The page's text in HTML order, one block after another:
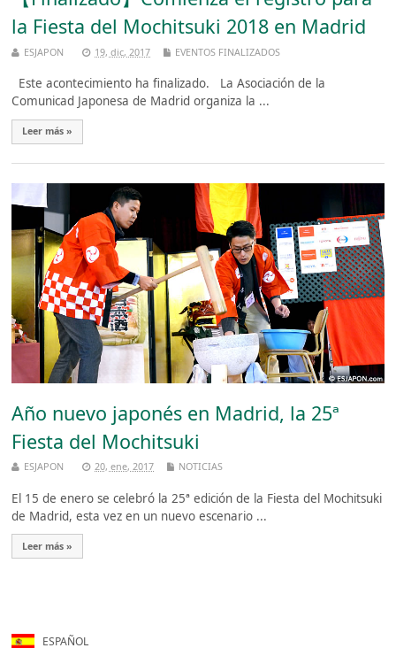
la Fiesta del Mochitsuki 2018 en Madrid
ESJAPON 19, dic, 2017 EVENTOS FINALIZADOS
Este acontecimiento ha finalizado. La Asociación de la
Comunicad Japonesa de Madrid organiza la ...
Leer más »
Año nuevo japonés en Madrid, la 25ª
Fiesta del Mochitsuki
ESJAPON 20, ene, 2017 NOTICIAS
El 15 de enero se celebró la 25ª edición de la Fiesta del Mochitsuki
de Madrid, esta vez en un nuevo escenario ...
Leer más »
ESPAÑOL